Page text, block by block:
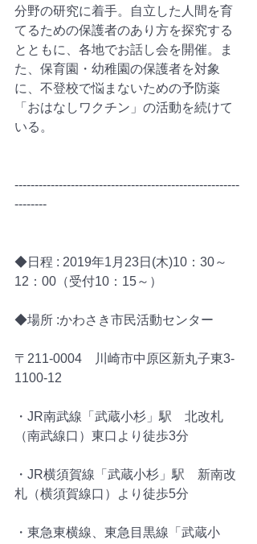
分野の研究に着手。自立した人間を育
てるための保護者のあり方を探究する
とともに、各地でお話し会を開催。ま
た、保育園・幼稚園の保護者を対象
に、不登校で悩まないための予防薬
「おはなしワクチン」の活動を続けて
いる。
--------------------------------------------------------
--------
◆日程 : 2019年1月23日(木)10：30～
12：00（受付10：15～）
◆場所 :かわさき市民活動センター
〒211-0004　川崎市中原区新丸子東3-
1100-12
・JR南武線「武蔵小杉」駅　北改札
（南武線口）東口より徒歩3分
・JR横須賀線「武蔵小杉」駅　新南改
札（横須賀線口）より徒歩5分
・東急東横線、東急目黒線「武蔵小